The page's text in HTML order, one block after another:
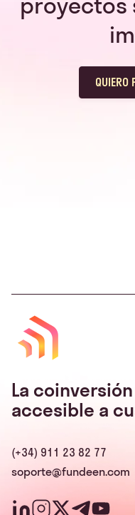
QUIERO
La
accesible a
(+34) 911 23 82 77
soporte@fundeen.com